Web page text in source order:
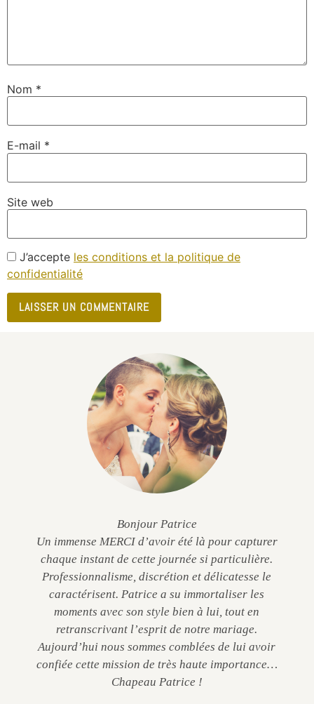
Nom *
E-mail *
Site web
J’accepte les conditions et la politique de
confidentialité
Bonjour Patrice
Un immense MERCI d’avoir été là pour capturer
chaque instant de cette journée si particulière.
Professionnalisme, discrétion et délicatesse le
caractérisent. Patrice a su immortaliser les
moments avec son style bien à lui, tout en
retranscrivant l’esprit de notre mariage.
Aujourd’hui nous sommes comblées de lui avoir
confiée cette mission de très haute importance…
Chapeau Patrice !